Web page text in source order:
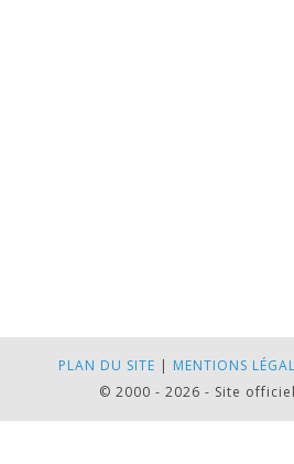
PLAN DU SITE | MENTIONS
© 2000 - 2026 - Site